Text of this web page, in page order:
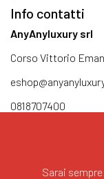
Info contatti
AnyAnyluxury srl
Corso Vittorio
0818707400
Sarai